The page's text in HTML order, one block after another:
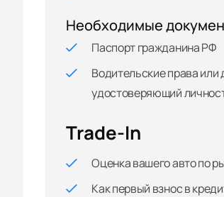
Необходимые
Паспорт гражданина РФ
Водительские права или
удостоверяющий
Trade-In
Оценка вашего авто по
Как первый взнос в